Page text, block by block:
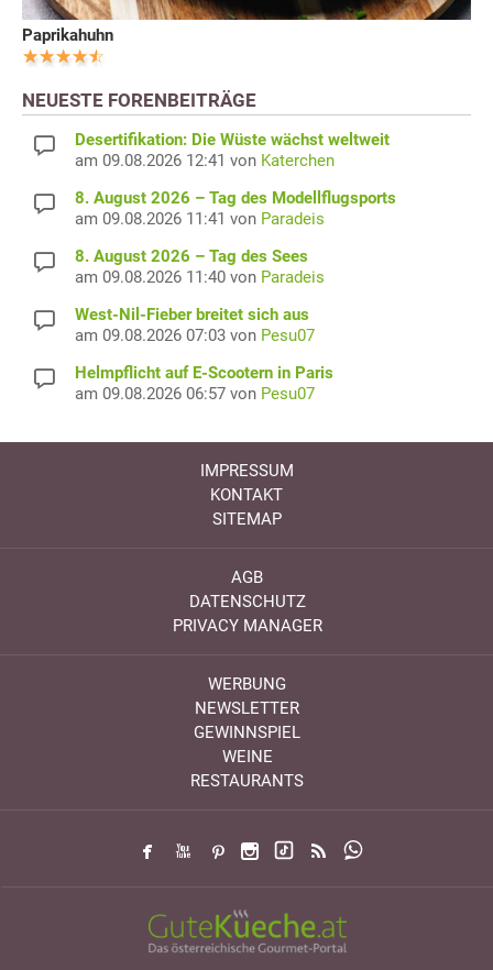
Paprikahuhn
NEUESTE FORENBEITRÄGE
Desertifikation: Die Wüste wächst weltweit
am 09.08.2026 12:41 von Katerchen
8. August 2026 – Tag des Modellflugsports
am 09.08.2026 11:41 von Paradeis
8. August 2026 – Tag des Sees
am 09.08.2026 11:40 von Paradeis
West-Nil-Fieber breitet sich aus
am 09.08.2026 07:03 von Pesu07
Helmpflicht auf E-Scootern in Paris
am 09.08.2026 06:57 von Pesu07
IMPRESSUM
KONTAKT
SITEMAP
AGB
DATENSCHUTZ
PRIVACY MANAGER
WERBUNG
NEWSLETTER
GEWINNSPIEL
WEINE
RESTAURANTS